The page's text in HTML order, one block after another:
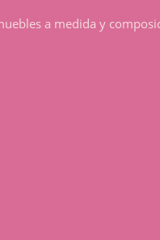
a medida y